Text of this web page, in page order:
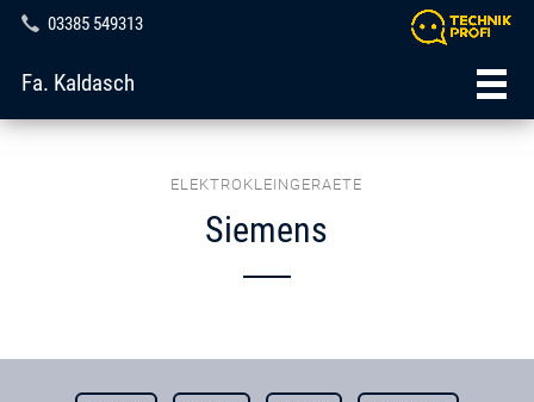
03385 549313
Fa. Kaldasch
ELEKTROKLEINGERAETE
Siemens